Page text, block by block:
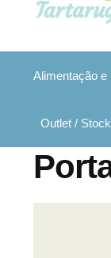
Alimentação e
Outlet /